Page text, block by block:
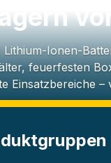
Ionen-
feuerfesten
Einsatzbereiche